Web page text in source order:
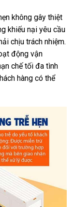
không gây thiệt
khiếu nại yêu cầu
chịu trách nhiệm.
động vận
chế tối đa tình
hàng có thể